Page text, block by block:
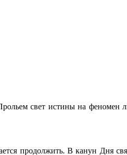
свет истины на феномен
продолжить. В канун Дня